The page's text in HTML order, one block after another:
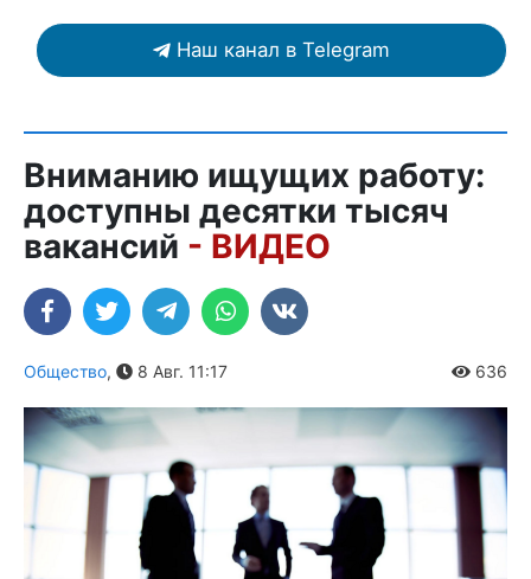
Наш канал в Telegram
Вниманию ищущих работу:
доступны десятки тысяч
вакансий - ВИДЕО
Общество, 8 Авг. 11:17 636